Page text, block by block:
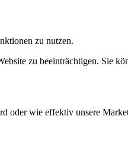
zu nutzen.
zu beeinträchtigen. Sie
oder wie effektiv unsere